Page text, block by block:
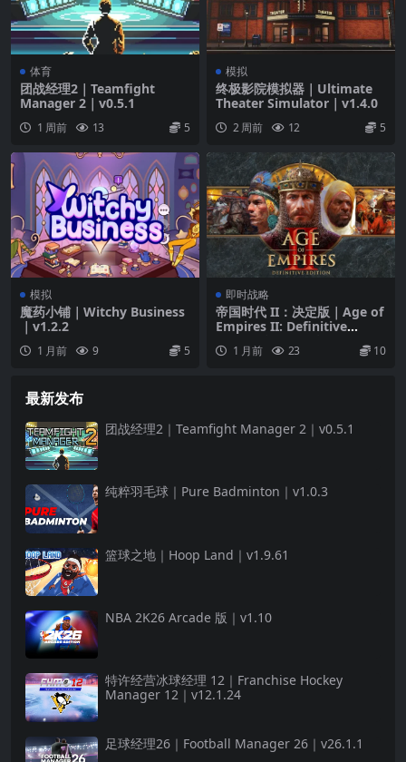
体育
团战经理2｜Teamfight
Manager 2｜v0.5.1
1 周前 13 5
模拟
终极影院模拟器｜Ultimate
Theater Simulator｜v1.4.0
2 周前 12 5
模拟
魔药小铺｜Witchy Business
｜v1.2.2
1 月前 9 5
即时战略
帝国时代 II：决定版｜Age of
Empires II: Definitive
1 月前 23 10
最新发布
团战经理2｜Teamfight Manager 2｜v0.5.1
纯粹羽毛球｜Pure Badminton｜v1.0.3
篮球之地｜Hoop Land｜v1.9.61
NBA 2K26 Arcade 版｜v1.10
特许经营冰球经理 12｜Franchise Hockey
Manager 12｜v12.1.24
足球经理26｜Football Manager 26｜v26.1.1